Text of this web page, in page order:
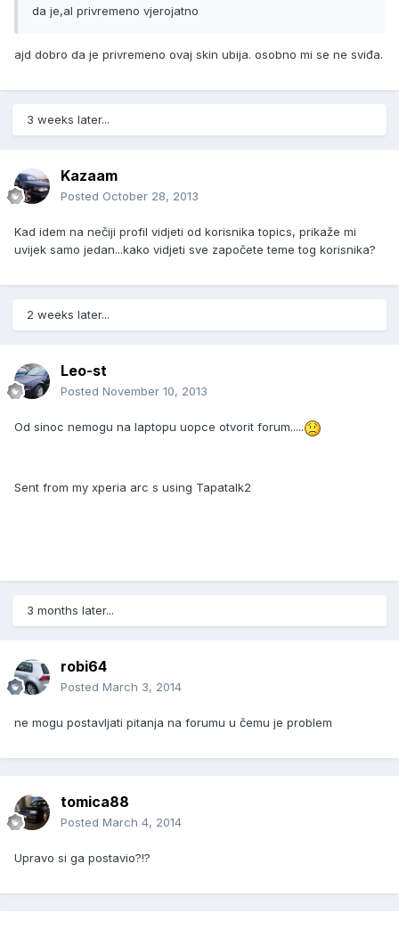
da je,al privremeno vjerojatno
ajd dobro da je privremeno ovaj skin ubija. osobno mi se ne sviđa.
3 weeks later...
Kazaam
Posted October 28, 2013
Kad idem na nečiji profil vidjeti od korisnika topics, prikaže mi
uvijek samo jedan...kako vidjeti sve započete teme tog korisnika?
2 weeks later...
Leo-st
Posted November 10, 2013
Od sinoc nemogu na laptopu uopce otvorit forum.....
Sent from my xperia arc s using Tapatalk2
3 months later...
robi64
Posted March 3, 2014
ne mogu postavljati pitanja na forumu u čemu je problem
tomica88
Posted March 4, 2014
Upravo si ga postavio?!?